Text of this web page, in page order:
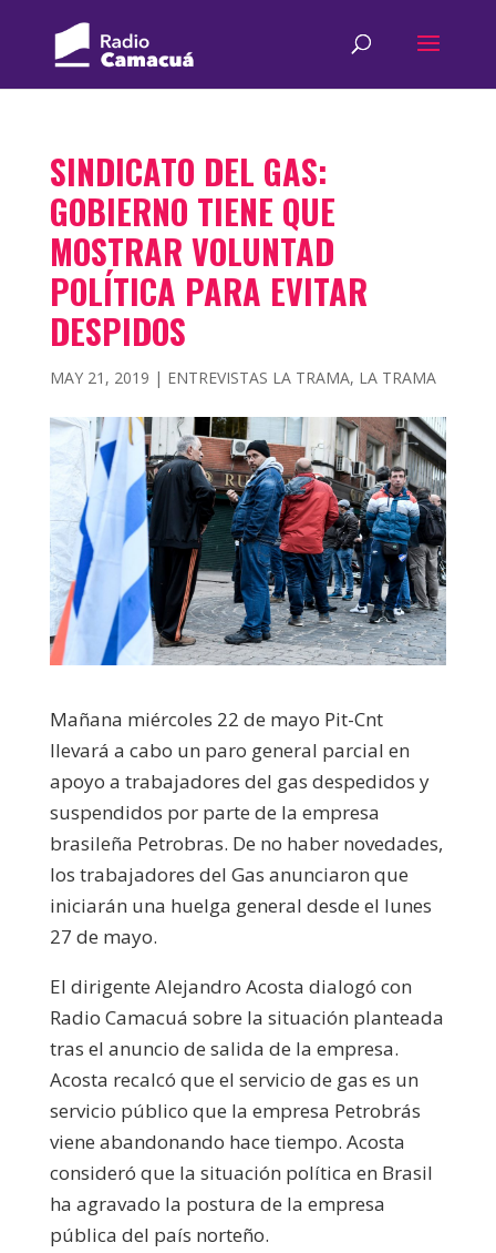
SINDICATO DEL GAS:
GOBIERNO TIENE QUE
MOSTRAR VOLUNTAD
POLÍTICA PARA EVITAR
DESPIDOS
MAY 21, 2019 | ENTREVISTAS LA TRAMA, LA TRAMA
Mañana miércoles 22 de mayo Pit-Cnt
llevará a cabo un paro general parcial en
apoyo a trabajadores del gas despedidos y
suspendidos por parte de la empresa
brasileña Petrobras. De no haber novedades,
los trabajadores del Gas anunciaron que
iniciarán una huelga general desde el lunes
27 de mayo.
El dirigente Alejandro Acosta dialogó con
Radio Camacuá sobre la situación planteada
tras el anuncio de salida de la empresa.
Acosta recalcó que el servicio de gas es un
servicio público que la empresa Petrobrás
viene abandonando hace tiempo. Acosta
consideró que la situación política en Brasil
ha agravado la postura de la empresa
pública del país norteño.